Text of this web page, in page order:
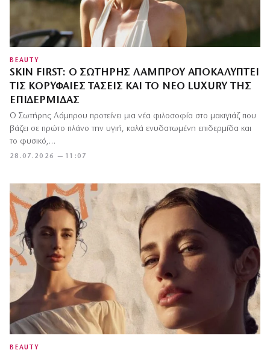
BEAUTY
SKIN FIRST: Ο ΣΩΤΉΡΗΣ ΛΆΜΠΡΟΥ ΑΠΟΚΑΛΎΠΤΕΙ
ΤΙΣ ΚΟΡΥΦΑΊΕΣ ΤΆΣΕΙΣ ΚΑΙ ΤΟ ΝΈΟ LUXURY ΤΗΣ
ΕΠΙΔΕΡΜΊΔΑΣ
28.07.2026 — 11:07
Ο Σωτήρης Λάμπρου προτείνει μια νέα φιλοσοφία στο μακιγιάζ που
βάζει σε πρώτο πλάνο την υγιή, καλά ενυδατωμένη επιδερμίδα και
το φυσικό,…
BEAUTY